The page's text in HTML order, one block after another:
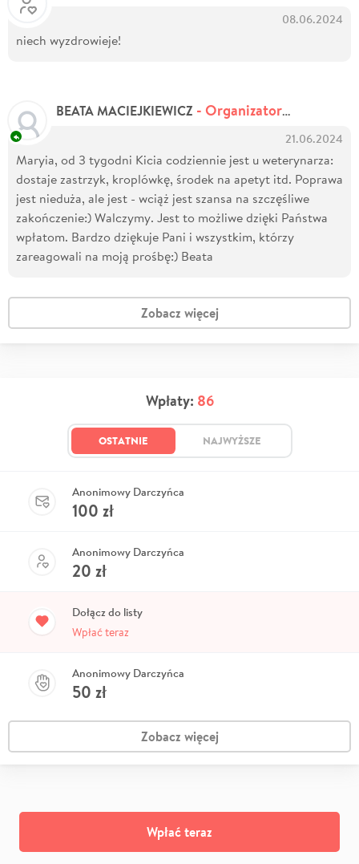
08.06.2024
niech wyzdrowieje!
BEATA MACIEJKIEWICZ - Organizator zbiórki
21.06.2024
Maryia, od 3 tygodni Kicia codziennie jest u weterynarza:
dostaje zastrzyk, kroplówkę, środek na apetyt itd. Poprawa
jest nieduża, ale jest - wciąż jest szansa na szczęśliwe
zakończenie:) Walczymy. Jest to możliwe dzięki Państwa
wpłatom. Bardzo dziękuje Pani i wszystkim, którzy
zareagowali na moją prośbę:) Beata
Zobacz więcej
Wpłaty: 86
OSTATNIE NAJWYŻSZE
Anonimowy Darczyńca
100 zł
Anonimowy Darczyńca
20 zł
Dołącz do listy
Wpłać teraz
Anonimowy Darczyńca
50 zł
Zobacz więcej
Wpłać teraz